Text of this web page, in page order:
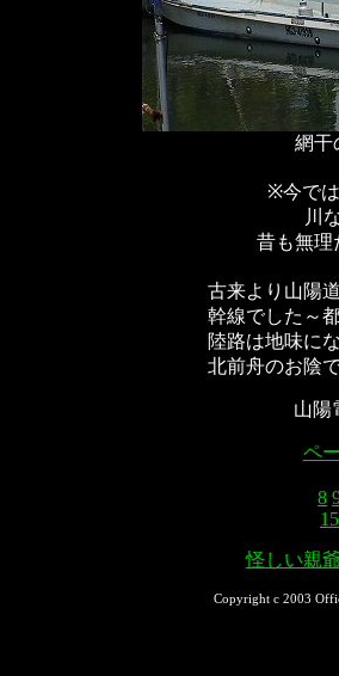
網干
※今で
川
昔も無
古来より山陽
幹線でした～
陸路は地味に
北前舟のお陰
山陽
ペ
8
15
怪しい親
Copyright c 2003